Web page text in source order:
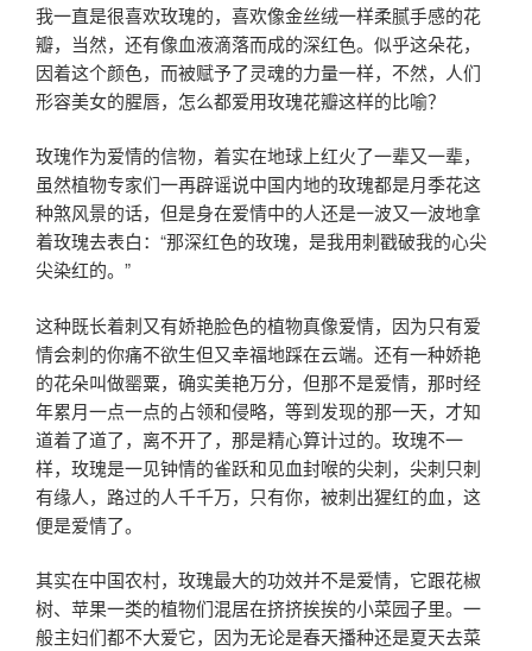
我一直是很喜欢玫瑰的，喜欢像金丝绒一样柔腻手感的花
瓣，当然，还有像血液滴落而成的深红色。似乎这朵花，
因着这个颜色，而被赋予了灵魂的力量一样，不然，人们
形容美女的腥唇，怎么都爱用玫瑰花瓣这样的比喻？
玫瑰作为爱情的信物，着实在地球上红火了一辈又一辈，
虽然植物专家们一再辟谣说中国内地的玫瑰都是月季花这
种煞风景的话，但是身在爱情中的人还是一波又一波地拿
着玫瑰去表白：“那深红色的玫瑰，是我用刺戳破我的心尖
尖染红的。”
这种既长着刺又有娇艳脸色的植物真像爱情，因为只有爱
情会刺的你痛不欲生但又幸福地踩在云端。还有一种娇艳
的花朵叫做罂粟，确实美艳万分，但那不是爱情，那时经
年累月一点一点的占领和侵略，等到发现的那一天，才知
道着了道了，离不开了，那是精心算计过的。玫瑰不一
样，玫瑰是一见钟情的雀跃和见血封喉的尖刺，尖刺只刺
有缘人，路过的人千千万，只有你，被刺出猩红的血，这
便是爱情了。
其实在中国农村，玫瑰最大的功效并不是爱情，它跟花椒
树、苹果一类的植物们混居在挤挤挨挨的小菜园子里。一
般主妇们都不大爱它，因为无论是春天播种还是夏天去菜